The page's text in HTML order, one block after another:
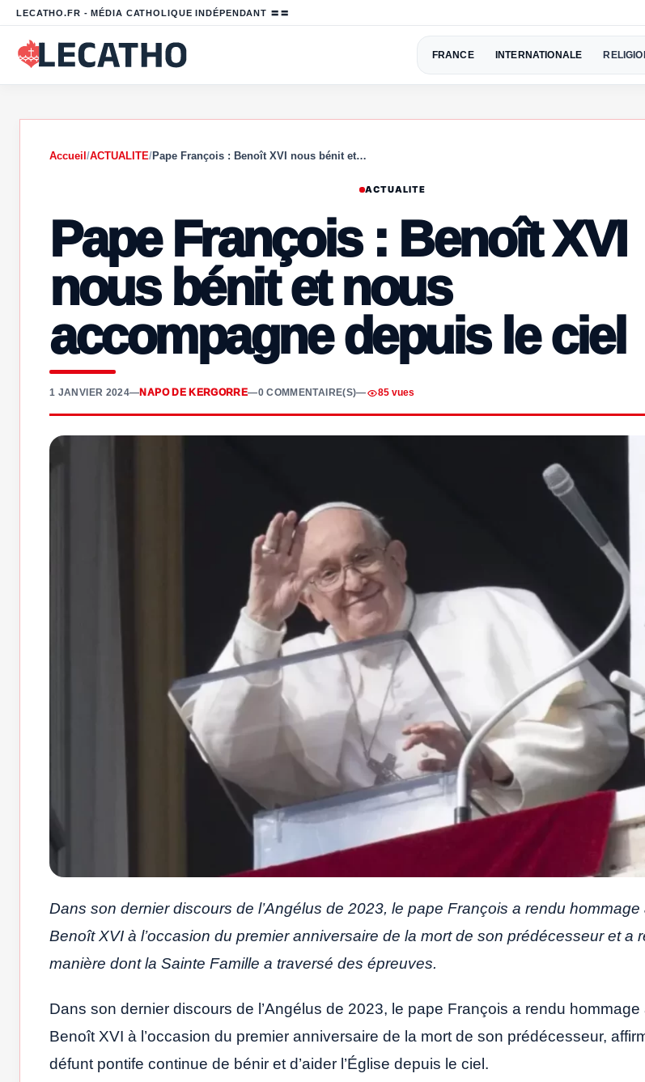
LECATHO.FR - MÉDIA CATHOLIQUE INDÉPENDANT 〓〓
FRANCE INTERNATIONALE
Accueil /ACTUALITE/Pape François : Benoît XVI nous bénit et…
ACTUALITE
Pape François : Benoît XVI
nous bénit et nous
accompagne depuis le ciel
1 JANVIER 2024—NAPO DE KERGORRE—0 COMMENTAIRE(S)— 85 vues
Dans son dernier discours de l’Angélus de 2023, le pape François a rendu hommage
Benoît XVI à l’occasion du premier anniversaire de la mort de son prédécesseur et a
manière dont la Sainte Famille a traversé des épreuves.
Dans son dernier discours de l’Angélus de 2023, le pape François a rendu hommage
Benoît XVI à l’occasion du premier anniversaire de la mort de son prédécesseur,
défunt pontife continue de bénir et d’aider l’Église depuis le ciel.